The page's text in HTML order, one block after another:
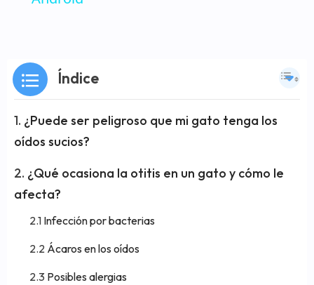
Índice
¿Puede ser peligroso que mi gato tenga los
oídos sucios?
¿Qué ocasiona la otitis en un gato y cómo le
afecta?
Infección por bacterias
Ácaros en los oídos
Posibles alergias